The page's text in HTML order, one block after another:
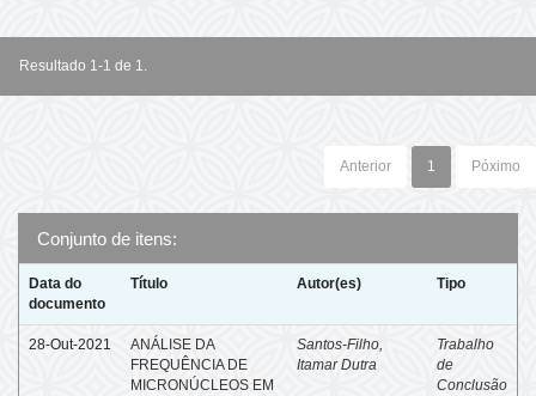
Resultado 1-1 de 1.
Anterior 1 Póximo
Conjunto de itens:
Data do
documento
Título Autor(es) Tipo
28-Out-2021
ANÁLISE DA
FREQUÊNCIA DE
MICRONÚCLEOS EM
Santos-Filho,
Itamar Dutra
Trabalho
de
Conclusão